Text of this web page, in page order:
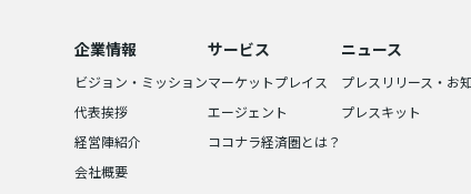
企業情報
ビジョン・ミッション
代表挨拶
経営陣紹介
会社概要
サービス
マーケットプレイス
エージェント
ココナラ経済圏とは？
ニュース
プレスリリース・お
プレスキット